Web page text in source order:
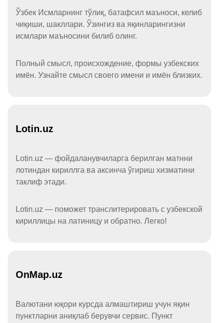
Ўзбек Исмларнинг тўлиқ, батафсил маъноси, келиб
чиқиши, шакллари. Ўзингиз ва яқинларингизни
исмлари маъносини билиб олинг.
Полный смысл, происхождение, формы узбекских
имён. Узнайте смысл своего имени и имён близких.
Lotin.uz
Lotin.uz — фойдаланувчиларга берилган матнни
лотиндан кириллга ва аксинча ўгириш хизматини
таклиф этади.
Lotin.uz — поможет транслитерировать с узбекской
кириллицы на латиницу и обратно. Легко!
OnMap.uz
Валютани юқори курсда алмаштириш учун яқин
пунктларни аниқлаб берувчи сервис. Пункт